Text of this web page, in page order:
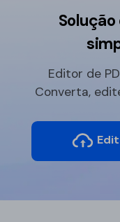
Editor de
Converta,